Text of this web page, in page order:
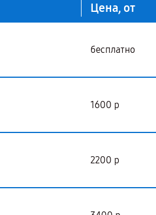
Цена, от
бесплатно
1600 р
2200 р